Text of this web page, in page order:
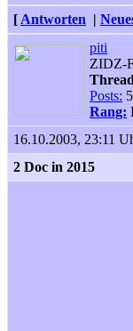
[ Antworten |
piti
ZIDZ-
Posts:
Rang:
16.10.2003, 23:11
2 Doc in 2015